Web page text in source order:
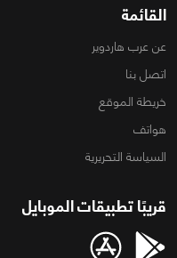
القائمة
عن عرب هاردوير
اتصل بنا
خريطة الموقع
هواتف
السياسة التحريرية
قريبًا تطبيقات الموبايل